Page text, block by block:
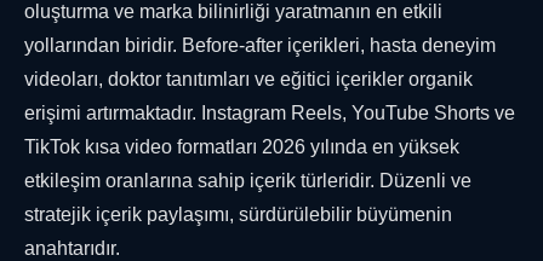
oluşturma ve marka bilinirliği yaratmanın en etkili
yollarından biridir. Before-after içerikleri, hasta deneyim
videoları, doktor tanıtımları ve eğitici içerikler organik
erişimi artırmaktadır. Instagram Reels, YouTube Shorts ve
TikTok kısa video formatları 2026 yılında en yüksek
etkileşim oranlarına sahip içerik türleridir. Düzenli ve
stratejik içerik paylaşımı, sürdürülebilir büyümenin
anahtarıdır.